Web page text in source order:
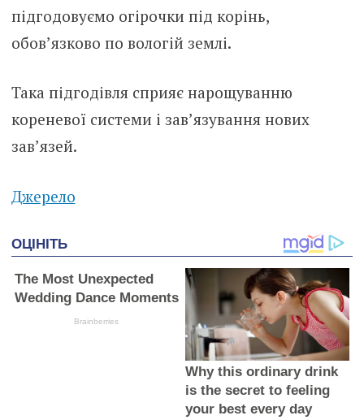
підгодовуємо огірочки під корінь,
обов’язково по вологій землі.
Така підгодівля сприяє нарощуванню
кореневої системи і зав’язування нових
зав’язей.
Джерело